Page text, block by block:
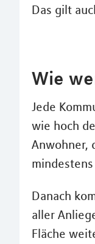
Das gilt
Wie
Jede
wie hoch
Anwohner,
Danach
aller
Fläche